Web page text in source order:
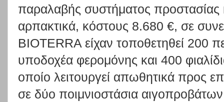
παραλαβής συστήματος
αρπακτικά, κόστους 8.680 €, σε
BIOTERRA είχαν τοποθετηθεί 200
υποδοχέα φερομόνης και 400
οποίο λειτουργεί απωθητικά προς
σε δύο ποιμνιοστάσια